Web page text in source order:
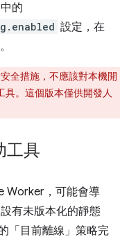
中的
設定，在
全措施，不應該對本機開
具。這個版本僅供開發人
工具
Worker，可能會導
有未版本化的靜態
「目前離線」策略完